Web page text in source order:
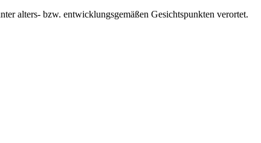
alters- bzw. entwicklungsgemäßen Gesichtspunkten verortet.